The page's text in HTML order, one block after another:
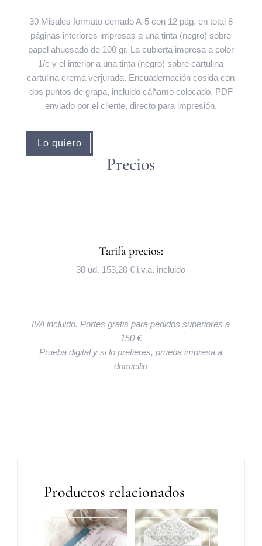
30 Misales formato cerrado A-5 con 12 pág. en total 8
páginas interiores impresas a una tinta (negro) sobre
papel ahuesado de 100 gr. La cubierta impresa a color
1/c y el interior a una tinta (negro) sobre cartulina
cartulina crema verjurada. Encuadernación cosida con
dos puntos de grapa, incluido cáñamo colocado. PDF
enviado por el cliente, directo para impresión.
Lo quiero
Precios
Tarifa precios:
30 ud. 153,20 € i.v.a. incluido
IVA incluido. Portes gratis para pedidos superiores a
150 €
Prueba digital y si lo prefieres, prueba impresa a
domicilio
Productos relacionados